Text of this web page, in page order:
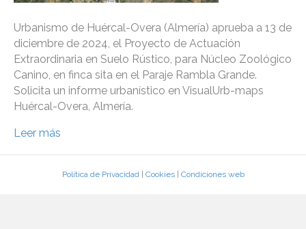
Urbanismo de Huércal-Overa (Almería) aprueba a 13 de
diciembre de 2024, el Proyecto de Actuación
Extraordinaria en Suelo Rústico, para Núcleo Zoológico
Canino, en finca sita en el Paraje Rambla Grande.
Solicita un informe urbanístico en VisualUrb-maps
Huércal-Overa, Almería.
Leer más
Política de Privacidad| Cookies| Condiciones web